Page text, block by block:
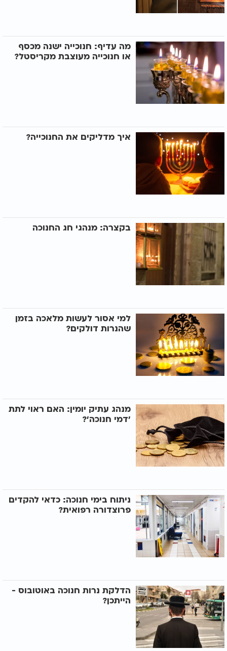
מה עדיף: חנוכייה ישנה מכסף
או חנוכייה מעוצבת מקריסטל?
איך מדליקים את החנוכייה?
בקצרה: מנהגי חג החנוכה
למי אסור לעשות מלאכה בזמן
שהנרות דולקים?
מנהג עתיק יומין: האם ראוי לתת
’דמי חנוכה’?
ניתוח בימי חנוכה: כדאי להקדים
פרוצדורה רפואית?
הדלקת נרות חנוכה באוטובוס -
הייתכן?